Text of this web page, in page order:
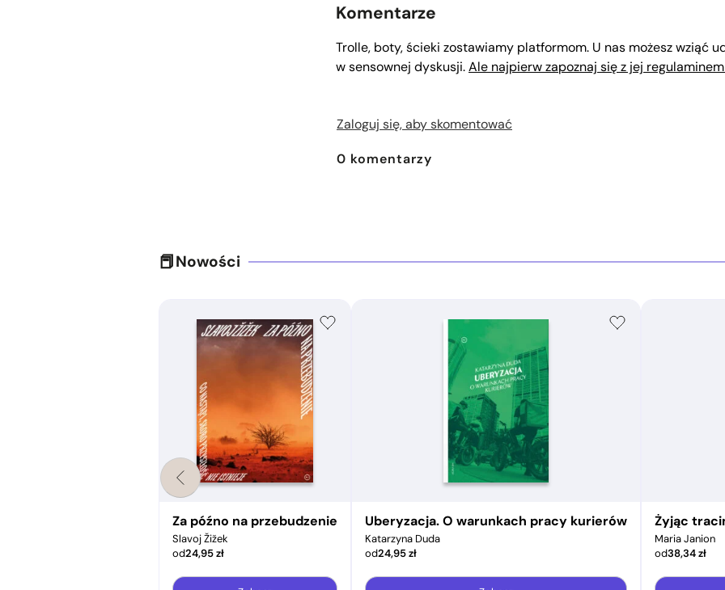
Komentarze
Trolle, boty, ścieki zostawiamy platformom. U nas możesz wziąć
w sensownej dyskusji.Ale najpierw zapoznaj się z jej
Zaloguj się, aby skomentować
0 komentarzy
Nowości
Za późno na przebudzenie
Slavoj Žižek
od24,95zł
Uberyzacja. O warunkach pracy kurierów
Katarzyna Duda
od24,95zł
Żyjąc
Maria Janion
od38,34zł